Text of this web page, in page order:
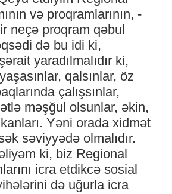
və proqramlarının, -
neçə proqram qəbul
də bu idi ki,
yaradılmalıdır ki,
qalsınlar, öz
çalışsınlar,
məşğul olsunlar, əkin,
Yəni orada xidmət
səviyyədə olmalıdır.
ki, biz Regional
icra etdikcə sosial
də uğurla icra